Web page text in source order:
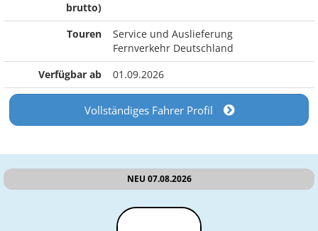
brutto)
Touren
Service und Auslieferung
Fernverkehr Deutschland
Verfügbar ab
01.09.2026
Vollständiges Fahrer Profil
NEU 07.08.2026